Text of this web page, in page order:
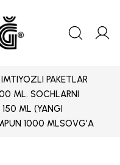
IMTIYOZLI PAKETLAR
ML. SOCHLARNI
150 ML (YANGI
1000 MLSOVG'A